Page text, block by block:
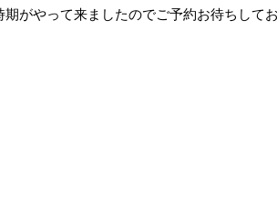
がやって来ましたのでご予約お待ちして